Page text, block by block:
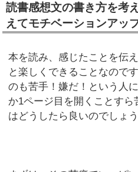
読書感想文の書き方を考
えてモチベーションアッ
本を読み、感じたことを伝
と楽しくできることなので
のも苦手！嫌だ！という人
か1ページ目を開くことす
はどうしたら良いのでしょ